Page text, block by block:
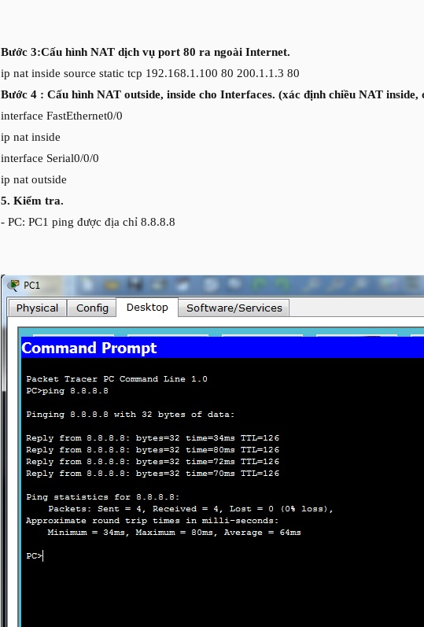
Bước 3:Cấu hình NAT dịch vụ port 80 ra ngoài Internet.
ip nat inside source static tcp 192.168.1.100 80 200.1.1.3 80
Bước 4 : Cấu hình NAT outside, inside cho Interfaces. (xác định chiều NAT
interface FastEthernet0/0
ip nat inside
interface Serial0/0/0
ip nat outside
5. Kiểm tra.
- PC: PC1 ping được địa chỉ 8.8.8.8